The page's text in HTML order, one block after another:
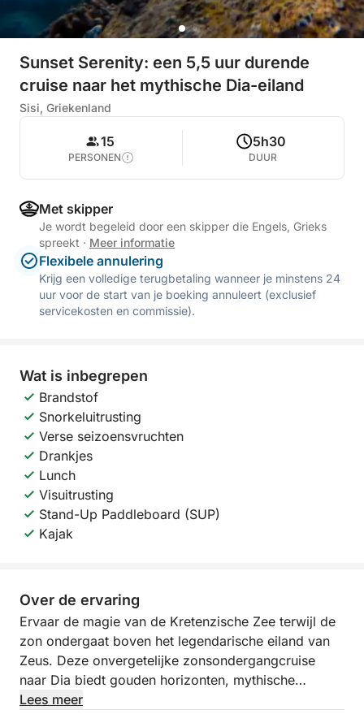
Sunset Serenity: een 5,5 uur durende
cruise naar het mythische Dia-eiland
Sisi, Griekenland
15
PERSONEN
5h30
DUUR
Met skipper
Je wordt begeleid door een skipper die Engels, Grieks
spreekt · Meer informatie
Flexibele annulering
Krijg een volledige terugbetaling wanneer je minstens 24
uur voor de start van je boeking annuleert (exclusief
servicekosten en commissie).
Wat is inbegrepen
Brandstof
Snorkeluitrusting
Verse seizoensvruchten
Drankjes
Lunch
Visuitrusting
Stand-Up Paddleboard (SUP)
Kajak
Over de ervaring
Ervaar de magie van de Kretenzische Zee terwijl de
zon ondergaat boven het legendarische eiland van
Zeus. Deze onvergetelijke zonsondergangcruise
naar Dia biedt gouden horizonten, mythische
landschappen en een zeldzame kans om in contact
Lees meer